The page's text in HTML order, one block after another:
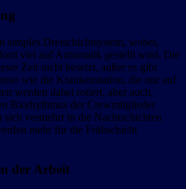
simples Dreischichtsystem, wobei,
viel auf Automatik gestellt wird. Die
Zeit nicht besetzt, außer es gibt
wie die Krankenstation, die nur auf
werden dabei rotiert, aber auch,
Biorhythmus der Crewmitglieder
sich vermehrt in die Nachtschichten
mehr für die Frühschicht
der Arbeit